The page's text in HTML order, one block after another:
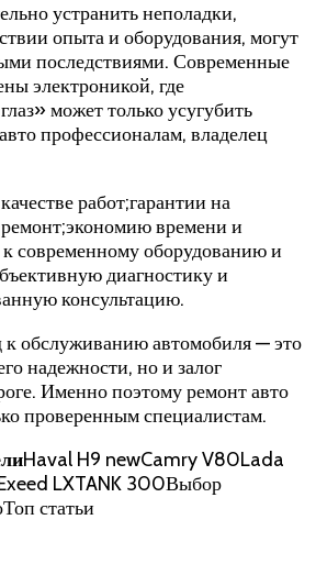
устранить неполадки,
опыта и оборудования, могут
последствиями. Современные
электроникой, где
может только усугубить
профессионалам, владелец
работ;гарантии на
времени и
современному оборудованию и
диагностику и
консультацию.
обслуживанию автомобиля — это
надежности, но и залог
Именно поэтому ремонт авто
проверенным специалистам.
Haval H9 newCamry V80Lada
LXTANK 300Выбор
статьи